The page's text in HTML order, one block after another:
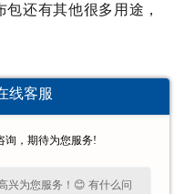
还有其他很多用途，
内里中使用，因为其不
于提升******者的睡眠
线客服
询，期待为您服务!
兴为您服务！😊 有什么问